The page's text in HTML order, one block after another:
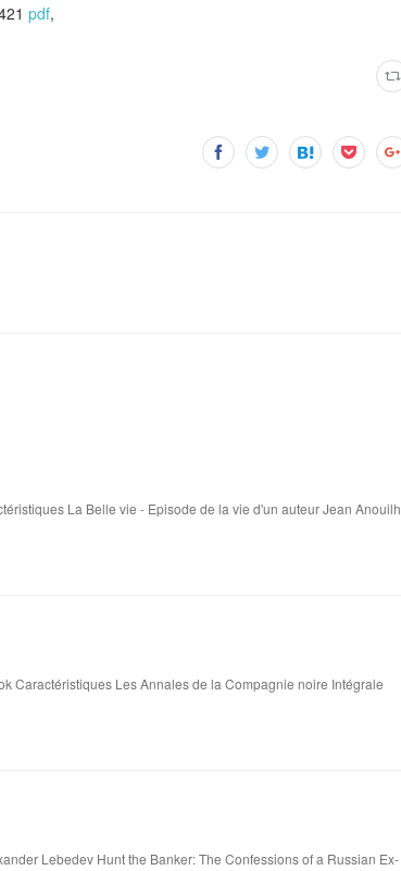
pdf,
La Belle vie - Episode de la vie d'un auteur Jean Anouilh
Caractéristiques Les Annales de la Compagnie noire Intégrale
Lebedev Hunt the Banker: The Confessions of a Russian Ex-